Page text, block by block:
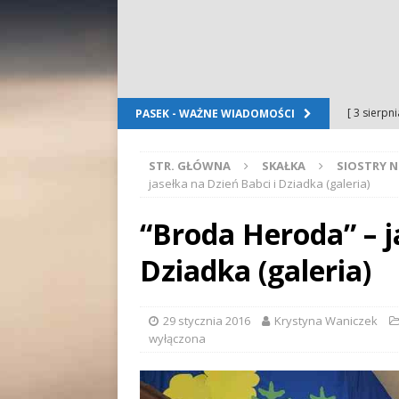
PASEK - WAŻNE WIADOMOŚCI [ 3
[ 2
[ 2
[ 5
STR. GŁÓWNA SKAŁKA SIOSTRY
jasełka na Dzień Babci i Dziadka (galeria)
“Broda Heroda” –
Dziadka (galeria)
29 stycznia 2016 Krystyna Waniczek
wyłączona